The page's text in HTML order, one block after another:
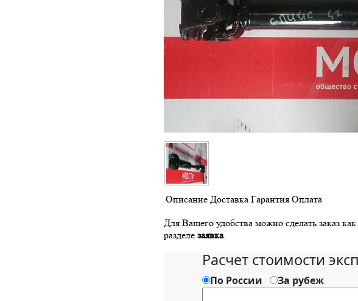
Описание Доставка Гарантия Оплата
Для Вашего удобства можно сделать заказ как
разделе заявка.